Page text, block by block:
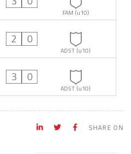
FAM (u10)
2 0
ADST (u10)
3 0
ADST (u10)
SHARE ON